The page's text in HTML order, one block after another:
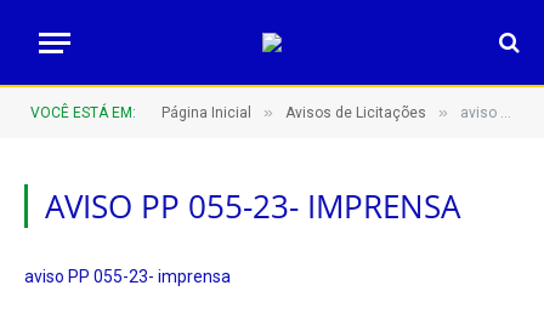
VOCÊ ESTÁ EM: Página Inicial » Avisos de Licitações » aviso PP 055-23- imprensa
AVISO PP 055-23- IMPRENSA
aviso PP 055-23- imprensa